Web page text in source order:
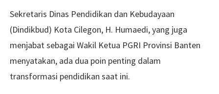
Sekretaris Dinas Pendidikan dan Kebudayaan
(Dindikbud) Kota Cilegon, H. Humaedi, yang juga
menjabat sebagai Wakil Ketua PGRI Provinsi Banten
menyatakan, ada dua poin penting dalam
transformasi pendidikan saat ini.